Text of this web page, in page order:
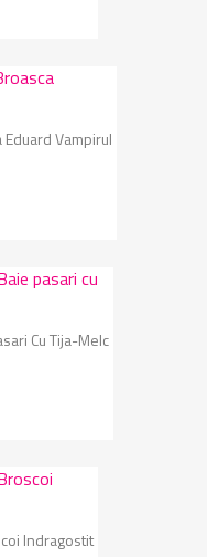
Vampirul
Cu Tija-Melc
Indragostit